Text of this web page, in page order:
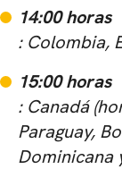
14:00 horas
: Colombia,
15:00 horas
: Canadá
Paraguay,
Dominicana